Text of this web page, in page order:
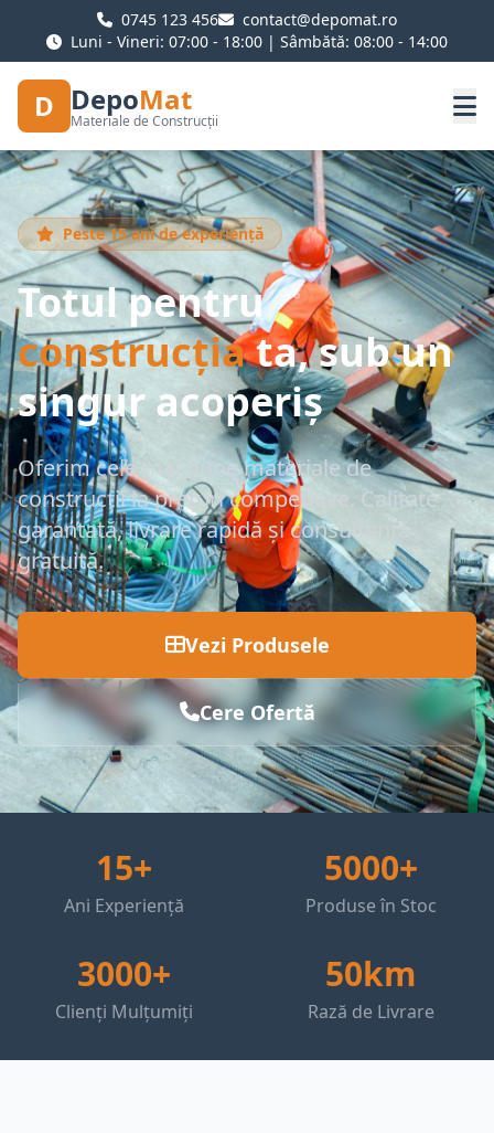
0745 123 456
contact@depomat.ro
Luni - Vineri: 07:00 - 18:00 | Sâmbătă: 08:00 - 14:00
D DepoMat
Materiale de Construcții
Peste 15 ani de experiență
Totul pentru
construcțiata, sub un
singur acoperiș
Oferim cele mai bune materiale de
construcții la prețuri competitive. Calitate
garantată, livrare rapidă și consultanță
gratuită.
Vezi Produsele
Cere Ofertă
15+
Ani Experiență
5000+
Produse în Stoc
3000+
Clienți Mulțumiți
50km
Rază de Livrare